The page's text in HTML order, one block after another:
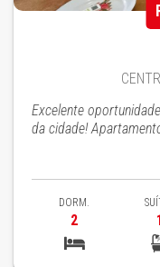
Excelente
da cidade!
DORM.
2